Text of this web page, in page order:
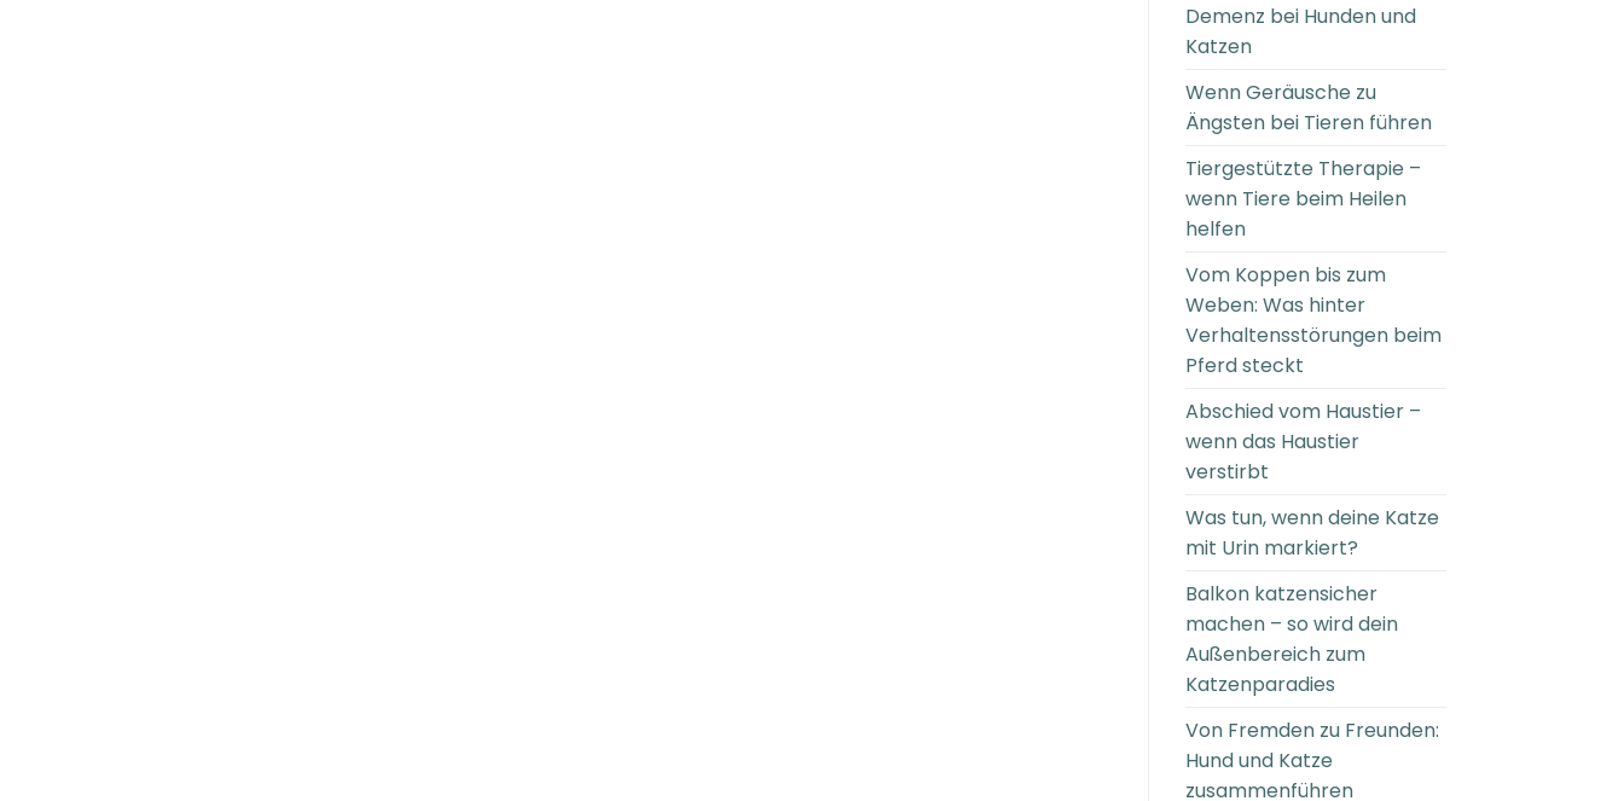
Demenz bei Hunden und
Katzen
Wenn Geräusche zu
Ängsten bei Tieren führen
Tiergestützte Therapie –
wenn Tiere beim Heilen
helfen
Vom Koppen bis zum
Weben: Was hinter
Verhaltensstörungen beim
Pferd steckt
Abschied vom Haustier –
wenn das Haustier
verstirbt
Was tun, wenn deine Katze
mit Urin markiert?
Balkon katzensicher
machen – so wird dein
Außenbereich zum
Katzenparadies
Von Fremden zu Freunden:
Hund und Katze
zusammenführen